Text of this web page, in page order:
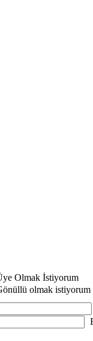
Olmak İstiyorum
olmak istiyorum